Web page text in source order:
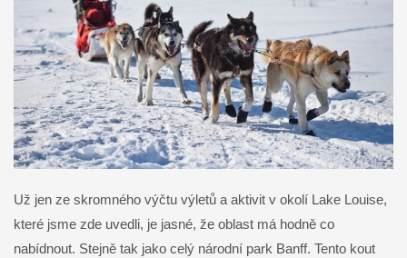
Už jen ze skromného výčtu výletů a aktivit v okolí Lake Louise,
které jsme zde uvedli, je jasné, že oblast má hodně co
nabídnout. Stejně tak jako celý národní park Banff. Tento kout